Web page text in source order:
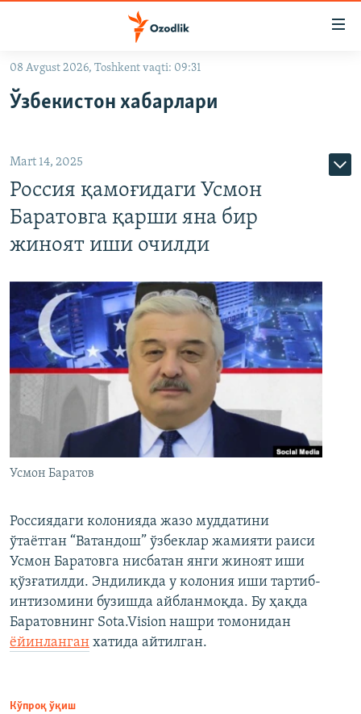
Асосий
Қидиришга
ўтинг
OZODLIK SURISHTIRUVLARI
На русском
ИЖТИМОИЙ ТАРМОҚЛАР
Озодлик бошқа тилларда
08 Avgust 2026, Toshkent vaqti: 09:31
Ўзбекистон хабарлари
Mart 14, 2025
Россия қамоғидаги Усмон
Баратовга қарши яна бир
жиноят иши очилди
Усмон Баратов
Россиядаги колонияда жазо муддатини
ўтаётган “Ватандош” ўзбеклар жамияти раиси
Усмон Баратовга нисбатан янги жиноят иши
қўзғатилди. Эндиликда у колония иши тартиб-
интизомини бузишда айбланмоқда. Бу ҳақда
Баратовнинг Sota.Vision нашри томонидан
ёйинланган хатида айтилган.
Кўпроқ ўқиш